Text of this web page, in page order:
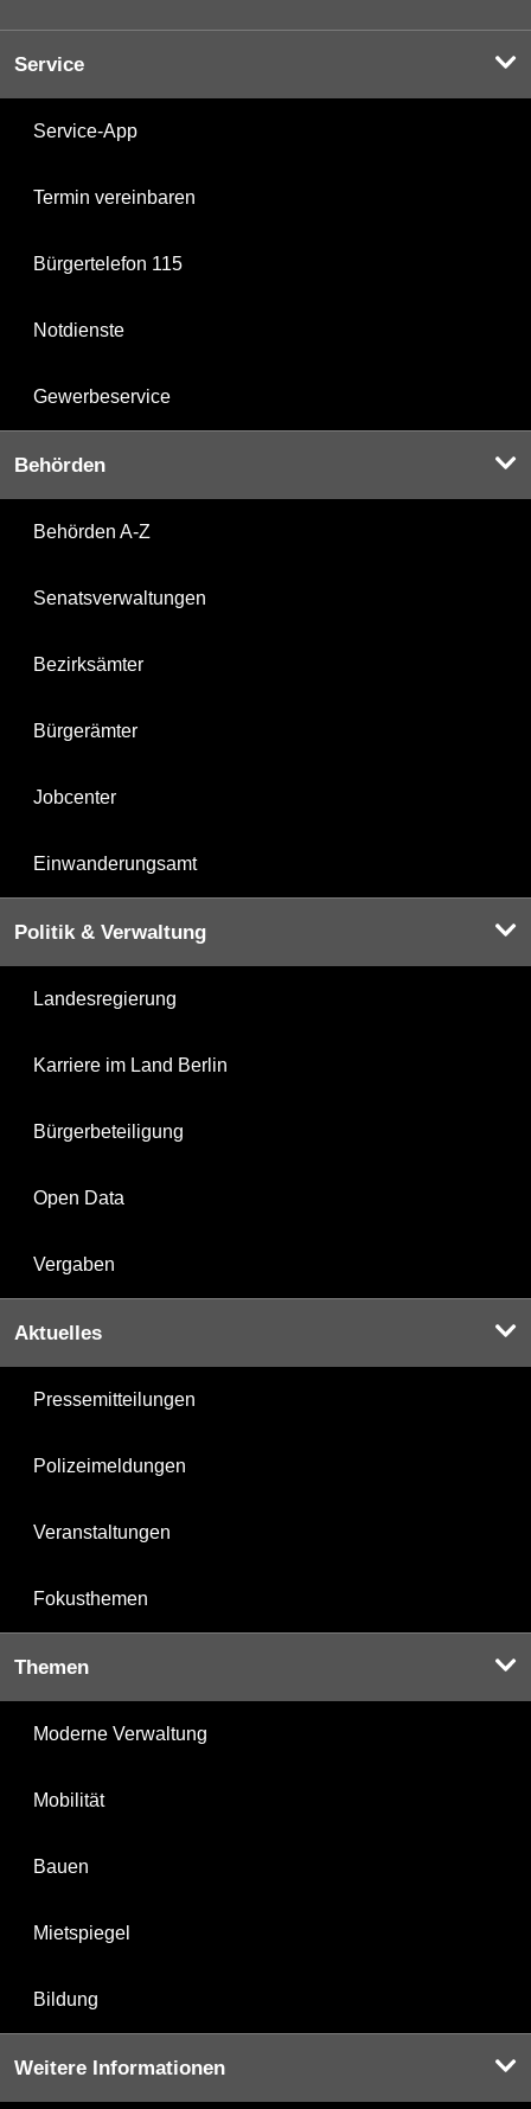
Service
Service-App
Termin vereinbaren
Bürgertelefon 115
Notdienste
Gewerbeservice
Behörden
Behörden A-Z
Senatsverwaltungen
Bezirksämter
Bürgerämter
Jobcenter
Einwanderungsamt
Politik & Verwaltung
Landesregierung
Karriere im Land Berlin
Bürgerbeteiligung
Open Data
Vergaben
Aktuelles
Pressemitteilungen
Polizeimeldungen
Veranstaltungen
Fokusthemen
Themen
Moderne Verwaltung
Mobilität
Bauen
Mietspiegel
Bildung
Weitere Informationen